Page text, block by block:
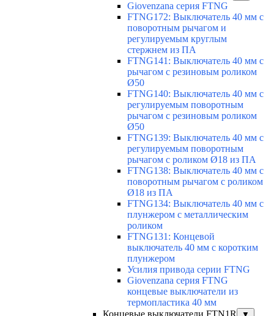
Giovenzana серия FTNG
FTNG172: Выключатель 40 мм с
поворотным рычагом и
регулируемым круглым
стержнем из ПА
FTNG141: Выключатель 40 мм с
рычагом с резиновым роликом
Ø50
FTNG140: Выключатель 40 мм с
регулируемым поворотным
рычагом с резиновым роликом
Ø50
FTNG139: Выключатель 40 мм с
регулируемым поворотным
рычагом с роликом Ø18 из ПА
FTNG138: Выключатель 40 мм с
поворотным рычагом с роликом
Ø18 из ПА
FTNG134: Выключатель 40 мм с
плунжером с металлическим
роликом
FTNG131: Концевой
выключатель 40 мм с коротким
плунжером
Усилия привода серии FTNG
Giovenzana серия FTNG
концевые выключатели из
термопластика 40 мм